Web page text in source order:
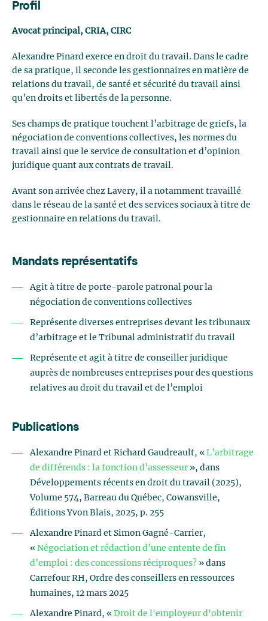
Profil
Avocat principal, CRIA, CIRC
Alexandre Pinard exerce en droit du travail. Dans le cadre
de sa pratique, il seconde les gestionnaires en matière de
relations du travail, de santé et sécurité du travail ainsi
qu’en droits et libertés de la personne.
Ses champs de pratique touchent l’arbitrage de griefs, la
négociation de conventions collectives, les normes du
travail ainsi que le service de consultation et d’opinion
juridique quant aux contrats de travail.
Avant son arrivée chez Lavery, il a notamment travaillé
dans le réseau de la santé et des services sociaux à titre de
gestionnaire en relations du travail.
Mandats représentatifs
Agit à titre de porte-parole patronal pour la
négociation de conventions collectives
Représente diverses entreprises devant les tribunaux
d’arbitrage et le Tribunal administratif du travail
Représente et agit à titre de conseiller juridique
auprès de nombreuses entreprises pour des questions
relatives au droit du travail et de l’emploi
Publications
Alexandre Pinard et Richard Gaudreault, « L’arbitrage
de différends : la fonction d’assesseur », dans
Développements récents en droit du travail (2025),
Volume 574, Barreau du Québec, Cowansville,
Éditions Yvon Blais, 2025, p. 255
Alexandre Pinard et Simon Gagné-Carrier,
« Négociation et rédaction d’une entente de fin
d’emploi : des concessions réciproques? » dans
Carrefour RH, Ordre des conseillers en ressources
humaines, 12 mars 2025
Alexandre Pinard, « Droit de l'employeur d'obtenir